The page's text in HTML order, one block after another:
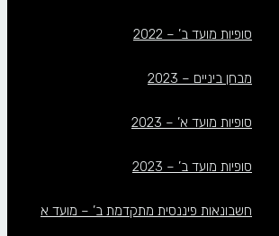
סופיות מועד ב’ – 2022
מבחן ביניים – 2023
סופיות מועד א’ – 2023
סופיות מועד ב’ – 2023
חשבונאות פיננסית מתקדמת ב’ – מועד א